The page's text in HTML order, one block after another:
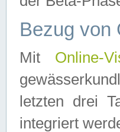
Bezug von
Mit Online-
letzten drei
integriert